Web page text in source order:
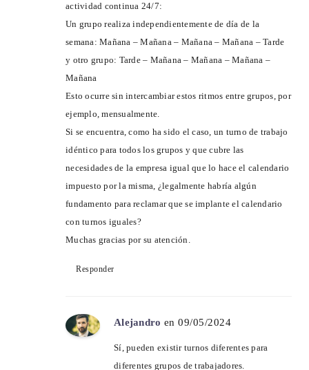
actividad continua 24/7:
Un grupo realiza independientemente de día de la
semana: Mañana – Mañana – Mañana – Mañana – Tarde
y otro grupo: Tarde – Mañana – Mañana – Mañana –
Mañana
Esto ocurre sin intercambiar estos ritmos entre grupos, por
ejemplo, mensualmente.
Si se encuentra, como ha sido el caso, un turno de trabajo
idéntico para todos los grupos y que cubre las
necesidades de la empresa igual que lo hace el calendario
impuesto por la misma, ¿legalmente habría algún
fundamento para reclamar que se implante el calendario
con turnos iguales?
Muchas gracias por su atención.
Responder
Alejandro en 09/05/2024
Sí, pueden existir turnos diferentes para
diferentes grupos de trabajadores.